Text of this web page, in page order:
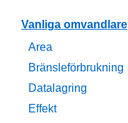
Vanliga omvandlare
Area
Bränsleförbrukning
Datalagring
Effekt